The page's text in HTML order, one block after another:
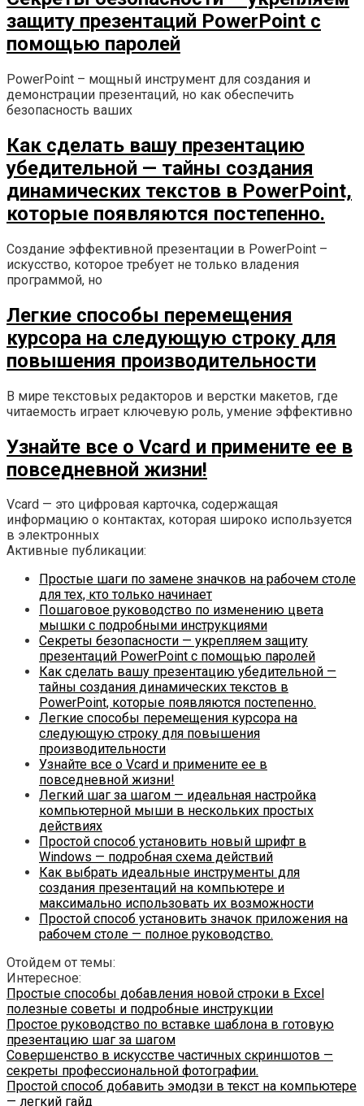
защиту презентаций PowerPoint с
помощью паролей
PowerPoint – мощный инструмент для создания и
демонстрации презентаций, но как обеспечить
безопасность ваших
Как сделать вашу презентацию
убедительной — тайны создания
динамических текстов в PowerPoint,
которые появляются постепенно.
Создание эффективной презентации в PowerPoint –
искусство, которое требует не только владения
программой, но
Легкие способы перемещения
курсора на следующую строку для
повышения производительности
В мире текстовых редакторов и верстки макетов, где
читаемость играет ключевую роль, умение эффективно
Узнайте все о Vcard и примените ее в
повседневной жизни!
Vcard — это цифровая карточка, содержащая
информацию о контактах, которая широко используется
в электронных
Активные публикации:
Простые шаги по замене значков на рабочем столе
для тех, кто только начинает
Пошаговое руководство по изменению цвета
мышки с подробными инструкциями
Секреты безопасности — укрепляем защиту
презентаций PowerPoint с помощью паролей
Как сделать вашу презентацию убедительной —
тайны создания динамических текстов в
PowerPoint, которые появляются постепенно.
Легкие способы перемещения курсора на
следующую строку для повышения
производительности
Узнайте все о Vcard и примените ее в
повседневной жизни!
Легкий шаг за шагом — идеальная настройка
компьютерной мыши в нескольких простых
действиях
Простой способ установить новый шрифт в
Windows — подробная схема действий
Как выбрать идеальные инструменты для
создания презентаций на компьютере и
максимально использовать их возможности
Простой способ установить значок приложения на
рабочем столе — полное руководство.
Отойдем от темы:
Интересное:
Простые способы добавления новой строки в Excel
полезные советы и подробные инструкции
Простое руководство по вставке шаблона в готовую
презентацию шаг за шагом
Совершенство в искусстве частичных скриншотов —
секреты профессиональной фотографии.
Простой способ добавить эмодзи в текст на компьютере
— легкий гайд